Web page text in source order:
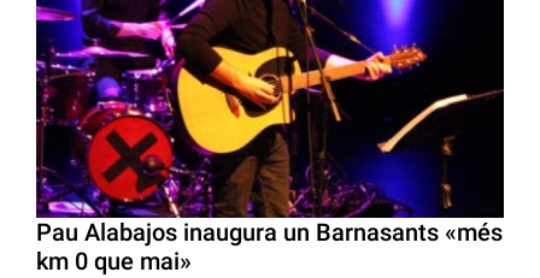
Pau Alabajos inaugura un Barnasants «més
km 0 que mai»